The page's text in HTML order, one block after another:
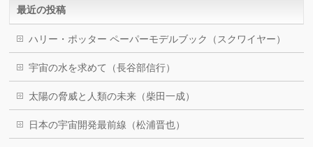
最近の投稿
ハリー・ポッター ペーパーモデルブック（スクワイヤー）
宇宙の水を求めて（長谷部信行）
太陽の脅威と人類の未来（柴田一成）
日本の宇宙開発最前線（松浦晋也）